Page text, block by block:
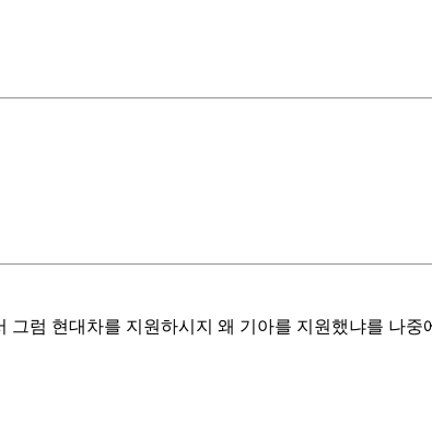
럼 현대차를 지원하시지 왜 기아를 지원했냐를 나